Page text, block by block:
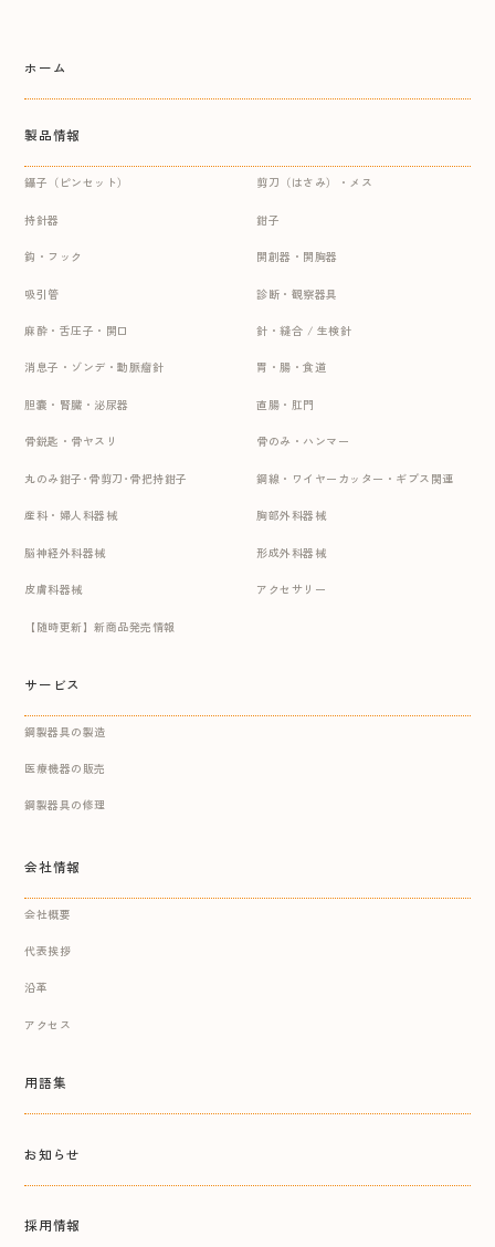
ホーム
製品情報
鑷子（ピンセット） 剪刀（はさみ）・メス
持針器 鉗子
鈎・フック 開創器・開胸器
吸引管 診断・観察器具
麻酔・舌圧子・開口 針・縫合 / 生検針
消息子・ゾンデ・動脈瘤針 胃・腸・食道
胆嚢・腎臓・泌尿器 直腸・肛門
骨鋭匙・骨ヤスリ 骨のみ・ハンマー
丸のみ鉗子･骨剪刀･骨把持鉗子 鋼線・ワイヤーカッター・ギプス関連
産科・婦人科器械 胸部外科器械
脳神経外科器械 形成外科器械
皮膚科器械 アクセサリー
【随時更新】新商品発売情報
サービス
鋼製器具の製造
医療機器の販売
鋼製器具の修理
会社情報
会社概要
代表挨拶
沿革
アクセス
用語集
お知らせ
採用情報